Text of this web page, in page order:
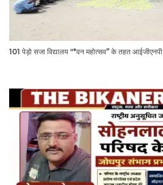
101 पेड़ो सजा विद्यालय "*वन महोत्सव” के तहत